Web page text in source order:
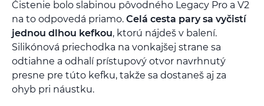
Čistenie bolo slabinou pôvodného Legacy Pro a V2
na to odpovedá priamo. Celá cesta pary sa vyčistí
jednou dlhou kefkou, ktorú nájdeš v balení.
Silikónová priechodka na vonkajšej strane sa
odtiahne a odhalí prístupový otvor navrhnutý
presne pre túto kefku, takže sa dostaneš aj za
ohyb pri náustku.